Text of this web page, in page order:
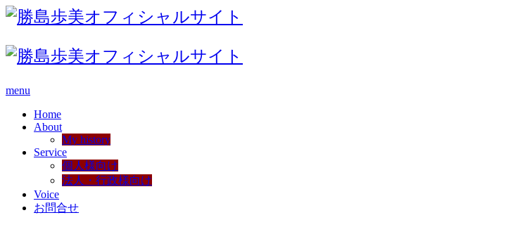
menu
Home
About
My history
Service
個人様向け
法人・行政様向け
Voice
お問合せ